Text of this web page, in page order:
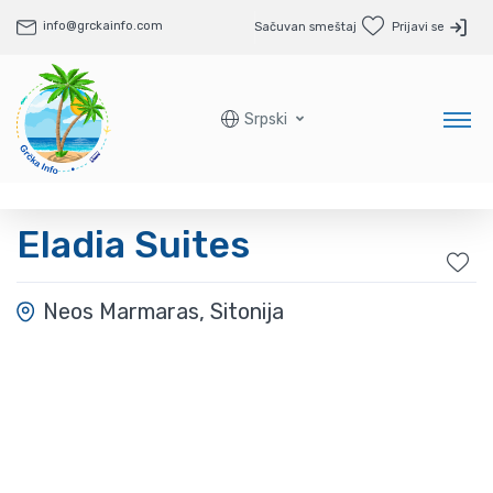
info@grckainfo.com Sačuvan smeštaj Prijavi se
Srpski
Eladia Suites
Neos Marmaras, Sitonija